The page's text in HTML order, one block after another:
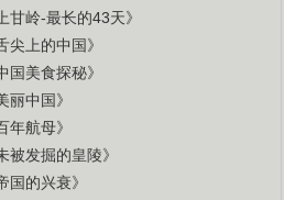
甘岭-最长的43天》
尖上的中国》
国美食探秘》
丽中国》
年航母》
被发掘的皇陵》
国的兴衰》